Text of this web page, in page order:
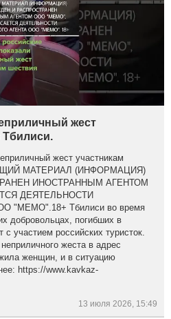
жест
Тбилиси.
жест участникам
МАТЕРИАЛ (ИНФОРМАЦИЯ)
ИНОСТРАННЫМ АГЕНТОМ
ДЕЯТЕЛЬНОСТИ
"МЕМО".18+ Тбилиси во время
добровольцах, погибших в
участием российских туристок.
жеста в адрес
женщин, и в ситуацию
https://www.kavkaz-
13 июля 2026, 15:49